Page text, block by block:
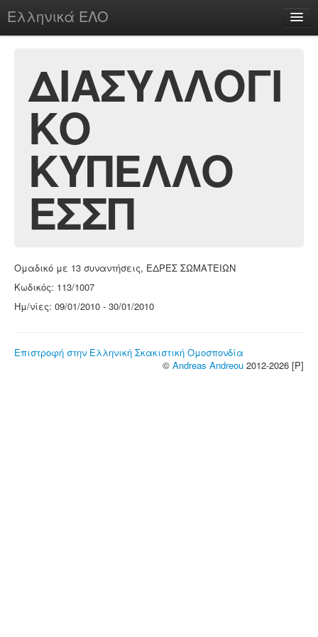
Ελληνικά ΕΛΟ
chesstu.be @ discord
Login
ΔΙΑΣΥΛΛΟΓΙ
ΚΟ
ΚΥΠΕΛΛΟ
ΕΣΣΠ
Ομαδικό με 13 συναντήσεις, ΕΔΡΕΣ ΣΩΜΑΤΕΙΩΝ
Κωδικός: 113/1007
Ημ/νίες: 09/01/2010 - 30/01/2010
Επιστροφή στην Ελληνική Σκακιστική Ομοσπονδία
© Andreas Andreou 2012-2026 [P]